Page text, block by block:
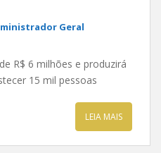
Geral
R$ 6 milhões e produzirá
15 mil pessoas
LEIA MAIS